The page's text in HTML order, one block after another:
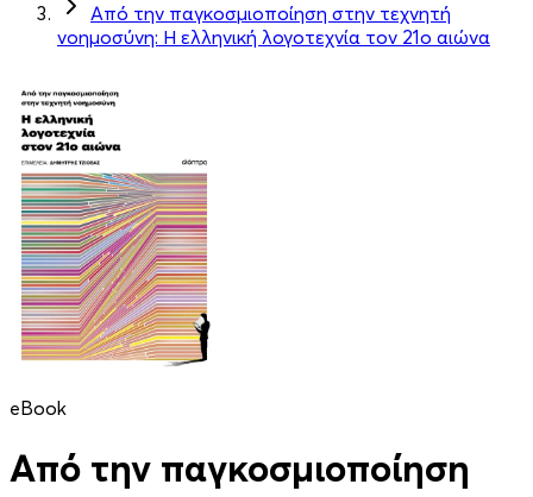
Από την παγκοσμιοποίηση στην τεχνητή
νοημοσύνη: Η ελληνική λογοτεχνία τον 21ο αιώνα
eBook
Από την παγκοσμιοποίηση